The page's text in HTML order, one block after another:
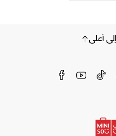
أعلى